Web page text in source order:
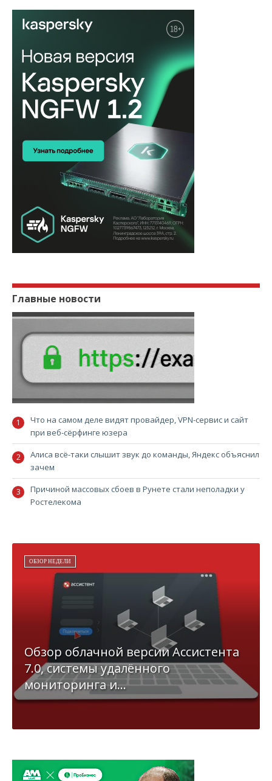
Главные новости
Что на самом деле видят провайдер, VPN-сервис и сайт
при веб-сёрфинге юзера
Алиса всё-таки слышит звук до команды, Яндекс объяснил
зачем
Причиной массовых сбоев в Рунете стали неполадки у
Ростелекома
ОБЗОР НЕДЕЛИ
Обзор облачной версии Ассистента
7.0, системы удалённого
мониторинга и...